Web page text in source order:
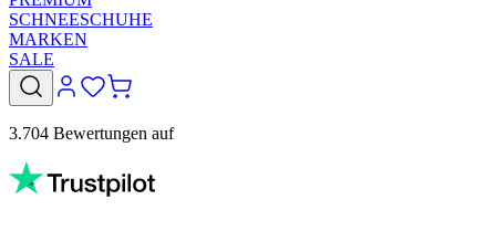
SCHNEESCHUHE
MARKEN
SALE
3.704 Bewertungen auf